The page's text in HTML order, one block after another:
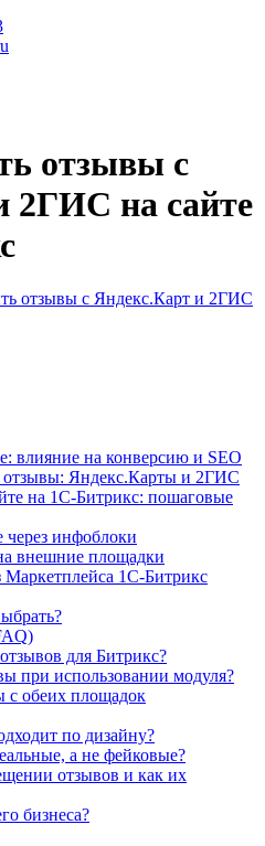
отзывы с
2ГИС на сайте
отзывы с Яндекс.Карт и 2ГИС
влияние на конверсию и SEO
отзывы: Яндекс.Карты и 2ГИС
на 1С-Битрикс: пошаговые
через инфоблоки
внешние площадки
1С-Битрикс
для Битрикс?
при использовании модуля?
с обеих площадок
по дизайну?
а не фейковые?
отзывов и как их
бизнеса?